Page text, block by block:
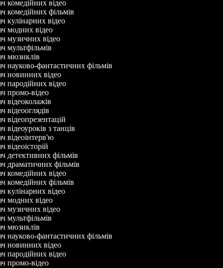
комедійних відео
комедійних фільмів
кулінарних відео
модних відео
музичних відео
мультфільмів
мюзиклів
науково-фантастичних фільмів
новинних відео
пародійних відео
промо-відео
відеоколажів
відеооглядів
відеопрезентацій
відеоуроків з танців
відеоінтерв'ю
відеоісторій
детективних фільмів
драматичних фільмів
комедійних відео
комедійних фільмів
кулінарних відео
модних відео
музичних відео
мультфільмів
мюзиклів
науково-фантастичних фільмів
новинних відео
пародійних відео
промо-відео